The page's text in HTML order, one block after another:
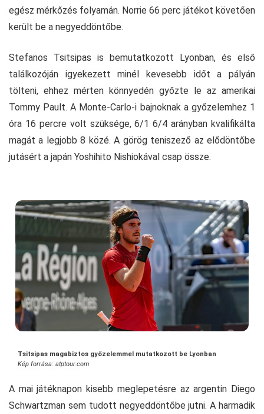
egész mérkőzés folyamán. Norrie 66 perc játékot követően
került be a negyeddöntőbe.
Stefanos Tsitsipas is bemutatkozott Lyonban, és első
találkozóján igyekezett minél kevesebb időt a pályán
tölteni, ehhez mérten könnyedén győzte le az amerikai
Tommy Pault. A Monte-Carlo-i bajnoknak a győzelemhez 1
óra 16 percre volt szüksége, 6/1 6/4 arányban kvalifikálta
magát a legjobb 8 közé. A görög teniszező az elődöntőbe
jutásért a japán Yoshihito Nishiokával csap össze.
Tsitsipas magabiztos győzelemmel mutatkozott be Lyonban
Kép forrása: atptour.com
A mai játéknapon kisebb meglepetésre az argentin Diego
Schwartzman sem tudott negyeddöntőbe jutni. A harmadik